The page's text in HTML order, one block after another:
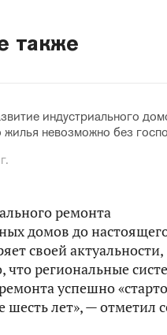
также
индустриального
жилья невозможно без
ремонта
домов до
своей актуальности,
что региональные
успешно
шесть лет», — отметил